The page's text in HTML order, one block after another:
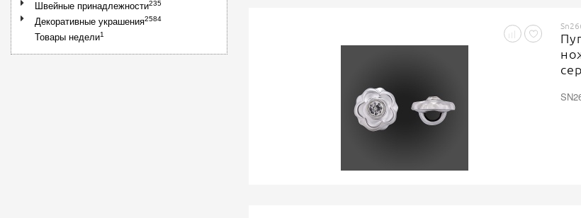
Швейные принадлежности235
Декоративные украшения2584
Товары недели1